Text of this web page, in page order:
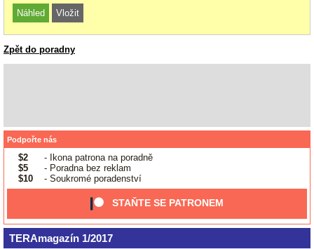
Zpět do poradny
Podpořte nás
$2
- Ikona patrona na poradně
$5
- Poradna bez reklam
$10
- Soukromé poradenství
STAŇTE SE PATRONEM
TERAmagazín 1/2017